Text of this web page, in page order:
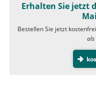
Erhalten Sie jetzt
Bestellen Sie jetzt